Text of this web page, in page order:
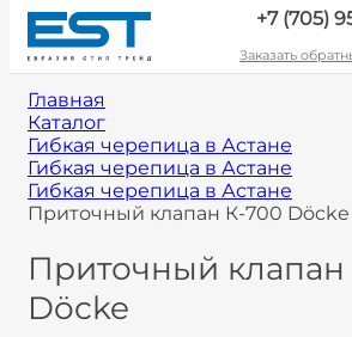
+7 (705)
Заказать
Главная
Каталог
Гибкая черепица в Астане
Гибкая черепица в Астане
Гибкая черепица в Астане
Приточный клапан К-700 Döcke
Приточный
Döcke